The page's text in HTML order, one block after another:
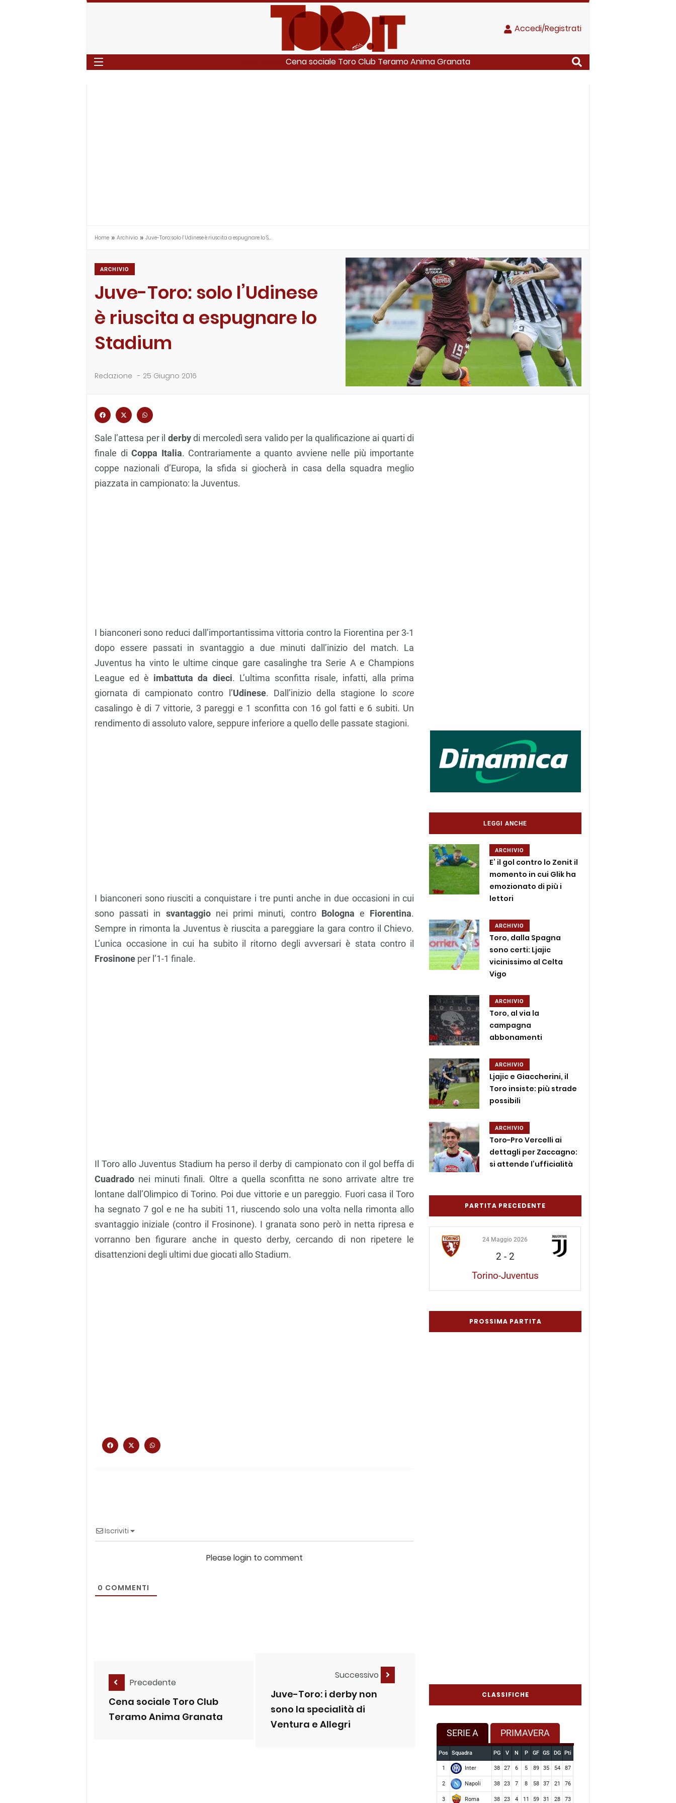
Accedi/Registrati
Cena sociale Toro Club Teramo Anima Granata
Home » Archivio » Juve-Toro: solo l’Udinese è riuscita a espugnare lo S…
ARCHIVIO
Juve-Toro: solo l’Udinese
è riuscita a espugnare lo
Stadium
Redazione - 25 Giugno 2016
Sale l’attesa per il derbydi mercoledì sera valido per la qualificazione ai quarti di
finale diCoppa Italia. Contrariamente a quanto avviene nelle più importante
coppe nazionali d’Europa, la sfida si giocherà in casa della squadra meglio
piazzata in campionato: la Juventus.
I bianconeri sono reduci dall’importantissima vittoria contro la Fiorentina per 3-1
dopo essere passati in svantaggio a due minuti dall’inizio del match. La
Juventus ha vinto le ultime cinque gare casalinghe tra Serie A e Champions
League ed è imbattuta da dieci. L’ultima sconfitta risale, infatti, alla prima
giornata di campionato contro l’Udinese. Dall’inizio della stagione loscore
casalingo è di 7 vittorie, 3 pareggi e 1 sconfitta con 16 gol fatti e 6 subiti. Un
rendimento di assoluto valore, seppure inferiore a quello delle passate stagioni.
I bianconeri sono riusciti a conquistare i tre punti anche in due occasioni in cui
sono passati in svantaggionei primi minuti, contro Bologna e Fiorentina.
Sempre in rimonta la Juventus è riuscita a pareggiare la gara contro il Chievo.
L’unica occasione in cui ha subito il ritorno degli avversari è stata contro il
Frosinone per l’1-1 finale.
Il Toro allo Juventus Stadium ha perso il derby di campionato con il gol beffa di
Cuadrado nei minuti finali. Oltre a quella sconfitta ne sono arrivate altre tre
lontane dall’Olimpico di Torino. Poi due vittorie e un pareggio. Fuori casa il Toro
ha segnato 7 gol e ne ha subiti 11, riuscendo solo una volta nella rimonta allo
svantaggio iniziale (contro il Frosinone). I granata sono però in netta ripresa e
vorranno ben figurare anche in questo derby, cercando di non ripetere le
disattenzioni degli ultimi due giocati allo Stadium.
Iscriviti
Please login to comment
0 COMMENTI
Precedente
Cena sociale Toro Club
Teramo Anima Granata
Successivo
Juve-Toro: i derby non
sono la specialità di
Ventura e Allegri
LEGGI ANCHE
ARCHIVIO
E’ il gol contro lo Zenit il
momento in cui Glik ha
emozionato di più i
lettori
ARCHIVIO
Toro, dalla Spagna
sono certi: Ljajic
vicinissimo al Celta
Vigo
ARCHIVIO
Toro, al via la
campagna
abbonamenti
ARCHIVIO
Ljajic e Giaccherini, il
Toro insiste: più strade
possibili
ARCHIVIO
Toro-Pro Vercelli ai
dettagli per Zaccagno:
si attende l’ufficialità
PARTITA PRECEDENTE
24 Maggio 2026
2 - 2
Torino-Juventus
PROSSIMA PARTITA
CLASSIFICHE
SERIE A PRIMAVERA
Pos Squadra PG V N P GF GS DG Pti
1 Inter 38 27 6 5 89 35 54 87
2 Napoli 38 23 7 8 58 37 21 76
3 Roma 38 23 4 11 59 31 28 73